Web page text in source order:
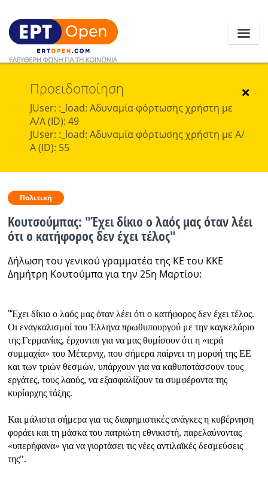
Ειδήσεις
Ελλάδα
Κοινωνία
Οικονομία
Αθλητικά
Κόσμος
Εκπομπές
Πολιτισμός
×
Προειδοποίηση
JUser: :_load: Αδυναμία φόρτωσης χρήστη με
Α/Α (ID): 49
JUser: :_load: Αδυναμία φόρτωσης χρήστη με Α/
Α (ID): 55
Πολιτική
Kουτσούμπας: "Έχει δίκιο ο λαός μας όταν λέει
ότι ο κατήφορος δεν έχει τέλος"
Δήλωση του γενικού γραμματέα της ΚΕ του ΚΚΕ
Δημήτρη Κουτούμπα για την 25η Μαρτίου:
"Έχει δίκιο ο λαός μας όταν λέει ότι ο κατήφορος δεν έχει τέλος.
Οι εναγκαλισμοί του Έλληνα πρωθυπουργού με την καγκελάριο
της Γερμανίας, έρχονται για να μας θυμίσουν ότι η «ιερά
συμμαχία» του Μέτερνιχ, που σήμερα παίρνει τη μορφή της ΕΕ
και των τριών θεσμών, υπάρχουν για να καθυποτάσσουν τους
εργάτες, τους λαούς, να εξασφαλίζουν τα συμφέροντα της
κυρίαρχης τάξης.
Και μάλιστα σήμερα για τις διαφημιστικές ανάγκες η κυβέρνηση
φοράει και τη μάσκα του πατριώτη εθνικιστή, παρελαύνοντας
«υπερήφανα» για να γιορτάσει τις νέες αντιλαϊκές δεσμεύσεις
της".